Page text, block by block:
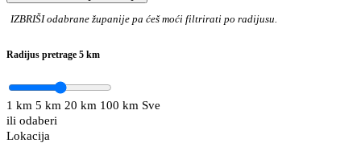
IZBRIŠIodabrane županije pa ćeš moći filtrirati po radijusu.
Radijus pretrage 5 km
1 km 5 km 20 km 100 km Sve
ili odaberi
Lokacija